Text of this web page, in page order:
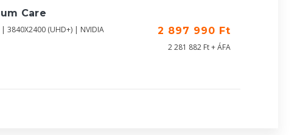
Care
3840X2400 (UHD+) | NVIDIA
2 897 990 Ft
2 281 882 Ft + ÁFA